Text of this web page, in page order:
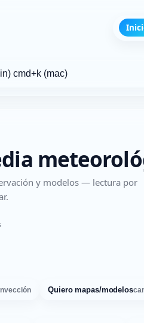
y modelos — lectura por
Quiero mapas/modelos